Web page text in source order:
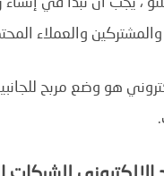
والعملاء
هو وضع مربح